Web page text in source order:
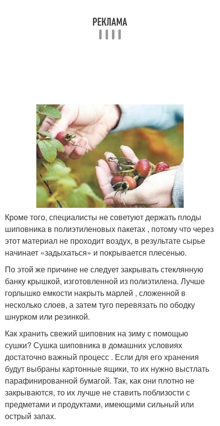
Кроме того, специалисты не советуют держать плоды
шиповника в полиэтиленовых пакетах , потому что через
этот материал не проходит воздух, в результате сырье
начинает «задыхаться» и покрывается плесенью.
По этой же причине не следует закрывать стеклянную
банку крышкой, изготовленной из полиэтилена. Лучше
горлышко емкости накрыть марлей , сложенной в
несколько слоев, а затем туго перевязать по ободку
шнурком или резинкой.
Как хранить свежий шиповник на зиму с помощью
сушки? Сушка шиповника в домашних условиях
достаточно важный процесс . Если для его хранения
будут выбраны картонные ящики, то их нужно выстлать
парафинированной бумагой. Так, как они плотно не
закрываются, то их лучше не ставить поблизости с
предметами и продуктами, имеющими сильный или
острый запах.